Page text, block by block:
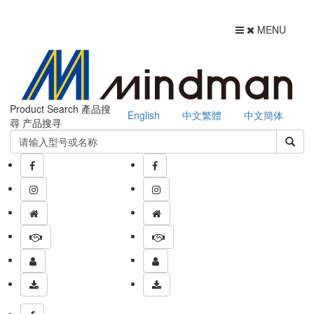
MENU
English 中文繁體 中文簡体
Product Search 產品搜
尋 产品搜寻